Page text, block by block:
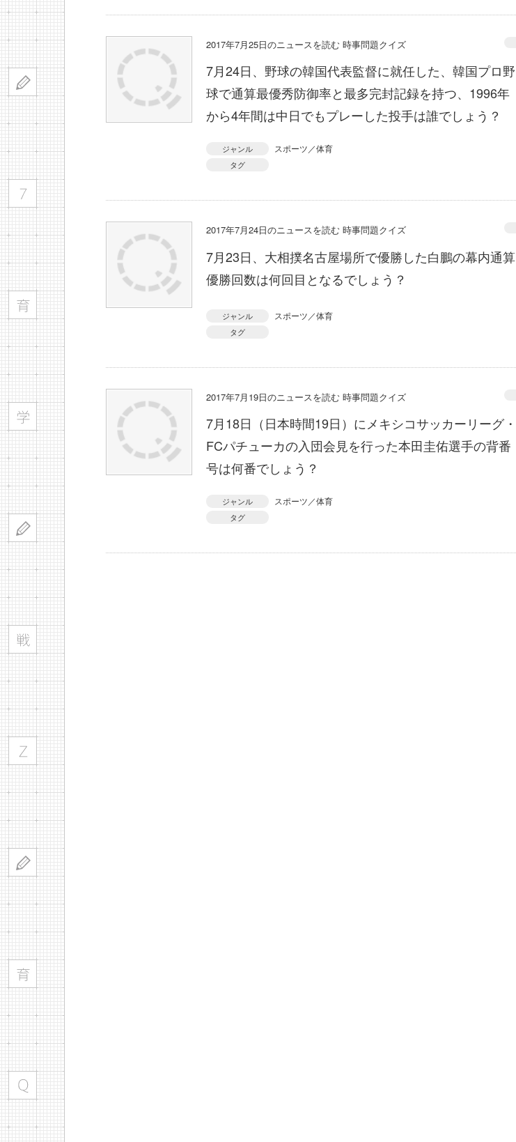
2017年7月25日のニュースを読む 時事問題クイズ
7月24日、野球の韓国代表監督に就任した、韓国プロ野
球で通算最優秀防御率と最多完封記録を持つ、1996年
から4年間は中日でもプレーした投手は誰でしょう？
ジャンル スポーツ／体育
タグ
2017年7月24日のニュースを読む 時事問題クイズ
7月23日、大相撲名古屋場所で優勝した白鵬の幕内通算
優勝回数は何回目となるでしょう？
ジャンル スポーツ／体育
タグ
2017年7月19日のニュースを読む 時事問題クイズ
7月18日（日本時間19日）にメキシコサッカーリーグ・
FCパチューカの入団会見を行った本田圭佑選手の背番
号は何番でしょう？
ジャンル スポーツ／体育
タグ